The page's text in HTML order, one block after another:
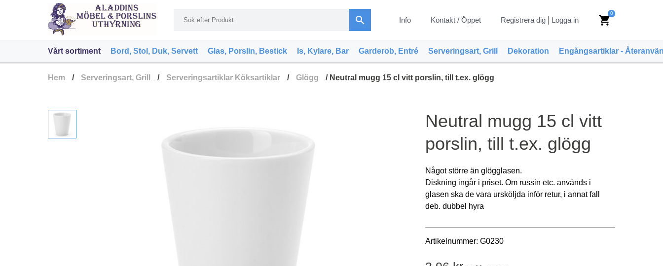
search Info Kontakt / Öppet Registrera dig Logga in
0
shopping_cart
Vårt sortiment Bord, Stol, Duk, Servett Glas, Porslin, Bestick Is, Kylare, Bar Garderob, Entré Serveringsart, Grill Dekoration Engångsartiklar -
Hem / Serveringsart, Grill / Serveringsartiklar Köksartiklar / Glögg / Neutral mugg 15 cl vitt porslin, till t.ex. glögg
Neutral mugg 15 cl vitt
porslin, till t.ex. glögg
Något större än glögglasen.
Diskning ingår i priset. Om russin etc. används i
glasen ska de vara ursköljda inför retur, i annat fall
deb. dubbel hyra
Artikelnummer: G0230